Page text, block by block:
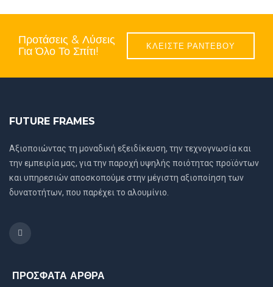
Προτάσεις & Λύσεις
Για Όλο Το Σπίτι!
ΚΛΕΙΣΤΕ ΡΑΝΤΕΒΟΥ
FUTURE FRAMES
Αξιοποιώντας τη μοναδική εξειδίκευση, την τεχνογνωσία και
την εμπειρία μας, για την παροχή υψηλής ποιότητας προϊόντων
και υπηρεσιών αποσκοπούμε στην μέγιστη αξιοποίηση των
δυνατοτήτων, που παρέχει το αλουμίνιο.
ΠΡΟΣΦΑΤΑ ΑΡΘΡΑ